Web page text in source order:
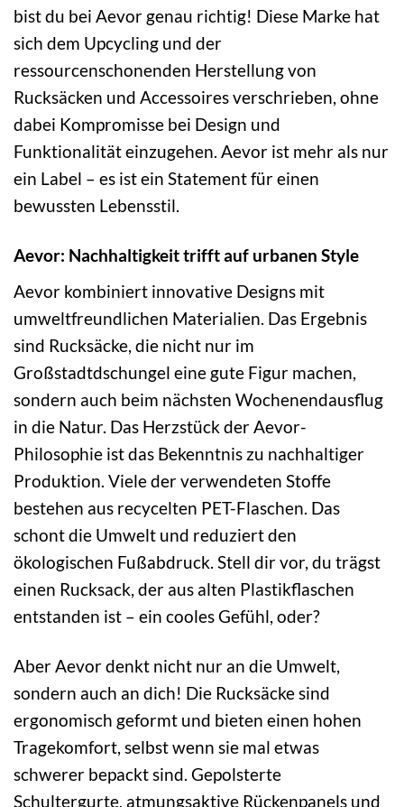
bist du bei Aevor genau richtig! Diese Marke hat
sich dem Upcycling und der
ressourcenschonenden Herstellung von
Rucksäcken und Accessoires verschrieben, ohne
dabei Kompromisse bei Design und
Funktionalität einzugehen. Aevor ist mehr als nur
ein Label – es ist ein Statement für einen
bewussten Lebensstil.
Aevor: Nachhaltigkeit trifft auf urbanen Style
Aevor kombiniert innovative Designs mit
umweltfreundlichen Materialien. Das Ergebnis
sind Rucksäcke, die nicht nur im
Großstadtdschungel eine gute Figur machen,
sondern auch beim nächsten Wochenendausflug
in die Natur. Das Herzstück der Aevor-
Philosophie ist das Bekenntnis zu nachhaltiger
Produktion. Viele der verwendeten Stoffe
bestehen aus recycelten PET-Flaschen. Das
schont die Umwelt und reduziert den
ökologischen Fußabdruck. Stell dir vor, du trägst
einen Rucksack, der aus alten Plastikflaschen
entstanden ist – ein cooles Gefühl, oder?
Aber Aevor denkt nicht nur an die Umwelt,
sondern auch an dich! Die Rucksäcke sind
ergonomisch geformt und bieten einen hohen
Tragekomfort, selbst wenn sie mal etwas
schwerer bepackt sind. Gepolsterte
Schultergurte, atmungsaktive Rückenpanels und